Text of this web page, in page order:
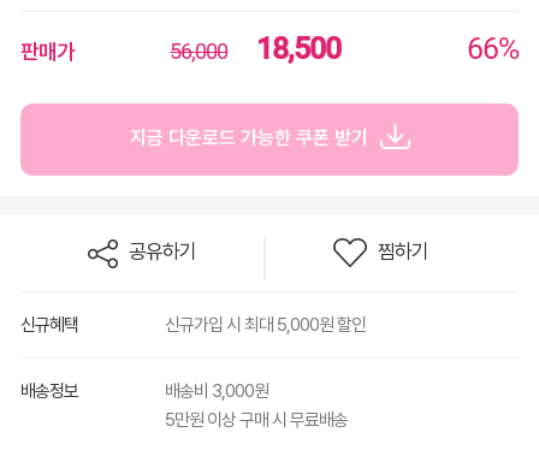
판매가 56,000 18,500 66%
지금 다운로드 가능한 쿠폰 받기
공유하기 찜하기
신규혜택 신규가입 시 최대 5,000원 할인
배송정보
배송비 3,000원
5만원 이상 구매 시 무료배송